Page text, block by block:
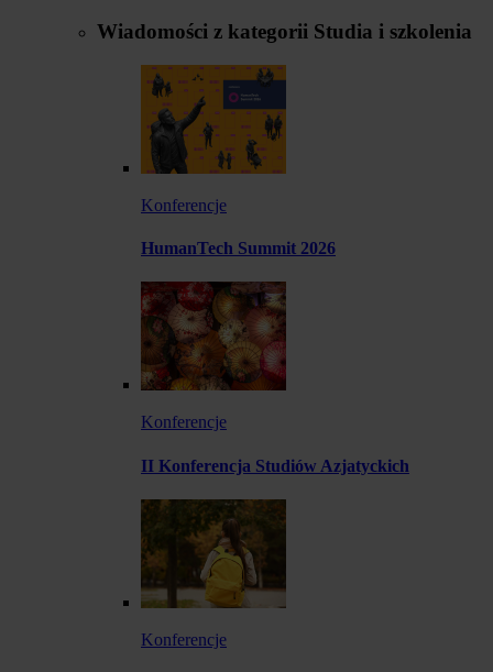
Wiadomości z kategorii Studia i szkolenia
Konferencje
HumanTech Summit 2026
Konferencje
II Konferencja Studiów Azjatyckich
Konferencje